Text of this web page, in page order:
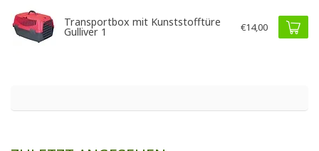
Transportbox mit Kunststofftüre
Gulliver 1 €14,00